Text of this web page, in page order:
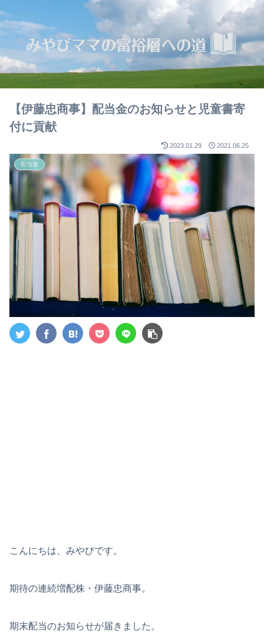
【伊藤忠商事】配当金のお知らせと児童書寄
付に貢献
2023.01.29 2021.06.25
配当金
こんにちは、みやびです。
期待の連続増配株・伊藤忠商事。
期末配当のお知らせが届きました。